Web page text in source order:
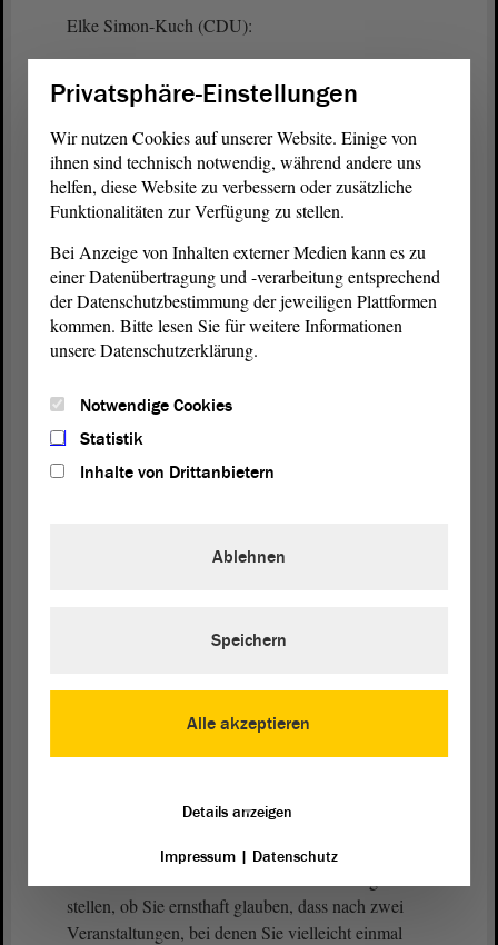
Elke Simon-Kuch (CDU):
zweimal bei einer solchen Veranstaltung waren. Da
ich in der Region lebe
Cornelia Lüddemann (GRÜNE):
Wir haben die gemacht.
Elke Simon-Kuch (CDU):
Ja, ich finde es schön, dass Sie das machen,
dass Sie nach zwei solchen Terminen wirklich
wissen, was die Menschen vor Ort wollen?
Cornelia Lüddemann (GRÜNE):
stellen, ob Sie ernsthaft glauben, dass nach zwei
Veranstaltungen, bei denen Sie vielleicht einmal
Privatsphäre-Einstellungen
Wir nutzen Cookies auf unserer Website. Einige von
ihnen sind technisch notwendig, während andere uns
helfen, diese Website zu verbessern oder zusätzliche
Funktionalitäten zur Verfügung zu stellen.
Bei Anzeige von Inhalten externer Medien kann es zu
einer Datenübertragung und -verarbeitung entsprechend
der Datenschutzbestimmung der jeweiligen Plattformen
kommen. Bitte lesen Sie für weitere Informationen
unsere Datenschutzerklärung.
Notwendige Cookies
Statistik
Inhalte von Drittanbietern
Alle akzeptieren
Ablehnen
Speichern
Details anzeigen
Impressum| Datenschutz